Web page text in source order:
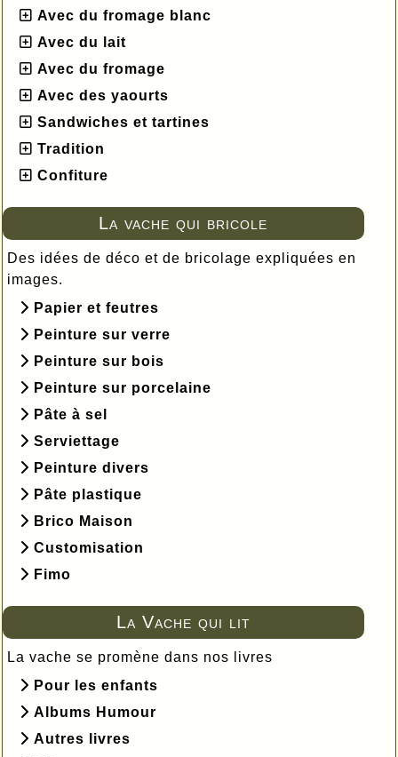
Avec du fromage blanc
Avec du lait
Avec du fromage
Avec des yaourts
Sandwiches et tartines
Tradition
Confiture
La vache qui bricole
Des idées de déco et de bricolage expliquées en
images.
Papier et feutres
Peinture sur verre
Peinture sur bois
Peinture sur porcelaine
Pâte à sel
Serviettage
Peinture divers
Pâte plastique
Brico Maison
Customisation
Fimo
La Vache qui lit
La vache se promène dans nos livres
Pour les enfants
Albums Humour
Autres livres